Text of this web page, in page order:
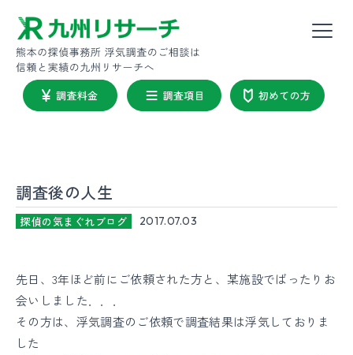
調査後の人生
探偵の気まぐれブログ 2017.07.03
先日、3年ほど前にご依頼された方と、某施設でばったりお
会いしました．．．
その方は、浮気調査のご依頼で調査結果は浮気しておりま
した